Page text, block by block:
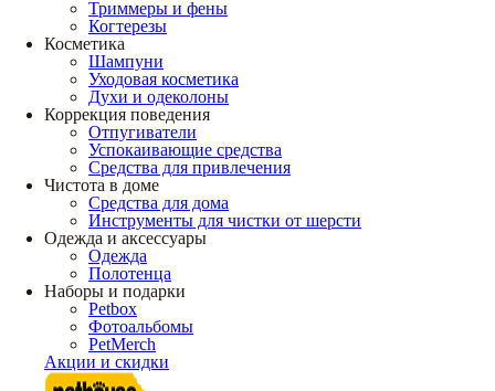
Триммеры и фены
Когтерезы
Косметика
Шампуни
Уходовая косметика
Духи и одеколоны
Коррекция поведения
Отпугиватели
Успокаивающие средства
Средства для привлечения
Чистота в доме
Средства для дома
Инструменты для чистки от шерсти
Одежда и аксессуары
Одежда
Полотенца
Наборы и подарки
Petbox
Фотоальбомы
PetMerch
Акции и скидки